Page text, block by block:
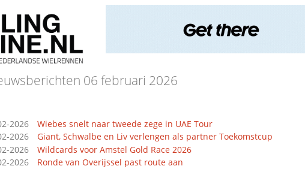
06 februari 2026
2026
Wiebes snelt naar tweede zege in UAE Tour
2026
Giant, Schwalbe en Liv verlengen als partner Toekomstcup
2026
Wildcards voor Amstel Gold Race 2026
2026
Ronde van Overijssel past route aan